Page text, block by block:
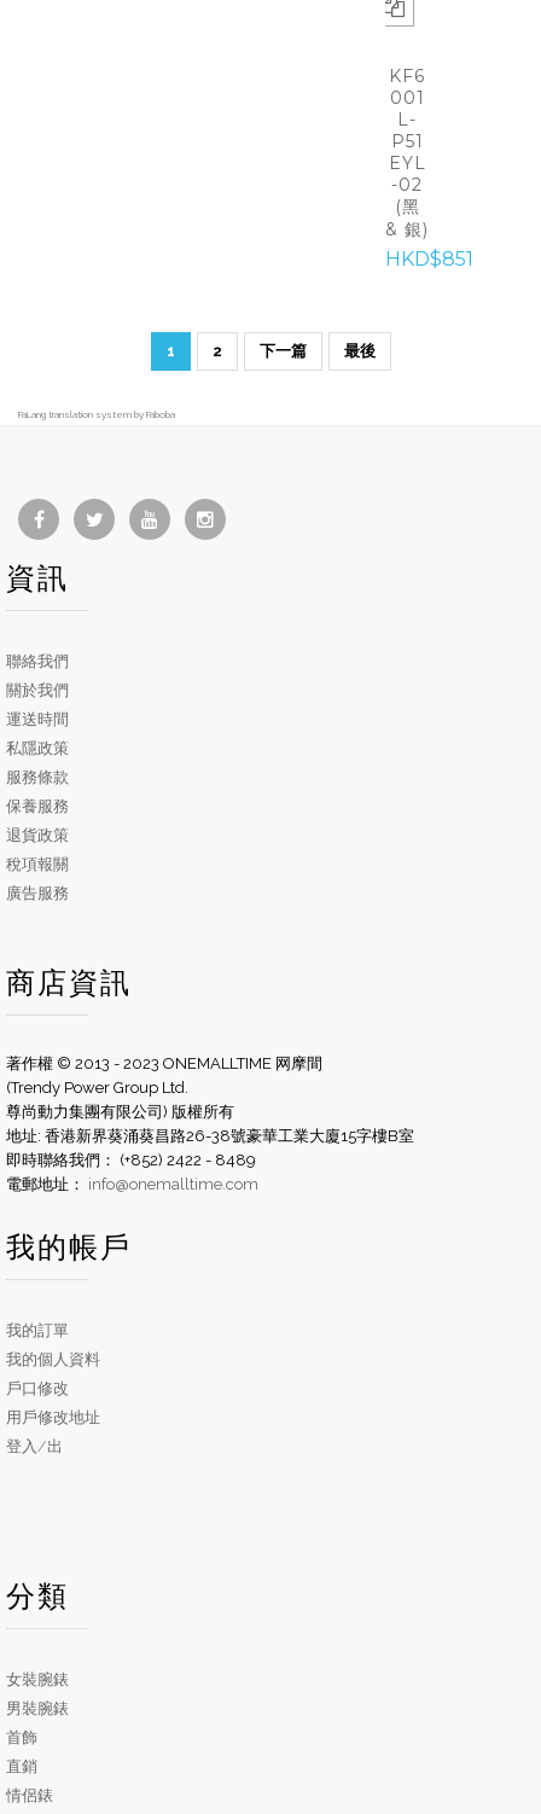
KF6
001
L-
P51
EYL
-02
(黑
& 銀)
HKD$851
1 2 下一篇 最後
FaLang translation system by Faboba
資訊
聯絡我們
關於我們
運送時間
私隱政策
服務條款
保養服務
退貨政策
稅項報關
廣告服務
商店資訊
著作權 © 2013 - 2023 ONEMALLTIME 网摩間
(Trendy Power Group Ltd.
尊尚動力集團有限公司) 版權所有
地址: 香港新界葵涌葵昌路26-38號豪華工業大廈15字樓B室
即時聯絡我們： (+852) 2422 - 8489
電郵地址： info@onemalltime.com
我的帳戶
我的訂單
我的個人資料
戶口修改
用戶修改地址
登入/出
分類
女裝腕錶
男裝腕錶
首飾
直銷
情侶錶